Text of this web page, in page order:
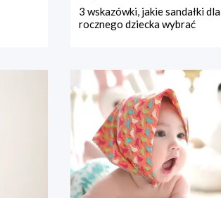
3 wskazówki, jakie sandałki dla
rocznego dziecka wybrać